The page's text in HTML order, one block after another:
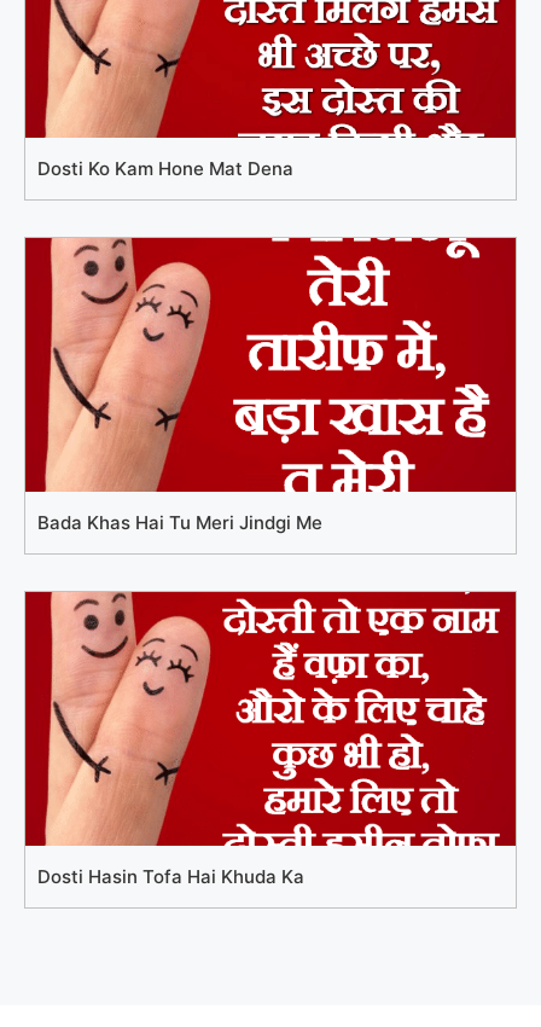
Dosti Ko Kam Hone Mat Dena
Bada Khas Hai Tu Meri Jindgi Me
Dosti Hasin Tofa Hai Khuda Ka